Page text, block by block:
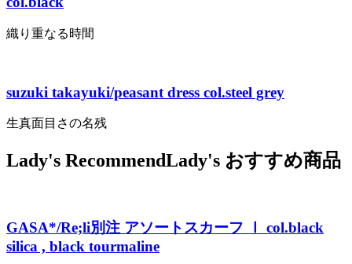
織り重なる時間
suzuki takayuki/peasant dress col.steel grey
生真面目さの名残
Lady's RecommendLady's おすすめ商品
GASA*/Re;li別注 アソートスカーフ Ⅰ col.black
silica , black tourmaline